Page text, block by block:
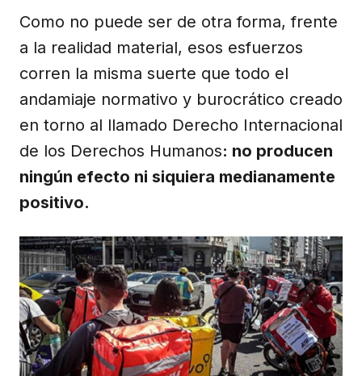
Como no puede ser de otra forma, frente
a la realidad material, esos esfuerzos
corren la misma suerte que todo el
andamiaje normativo y burocrático creado
en torno al llamado Derecho Internacional
de los Derechos Humanos: no producen
ningún efecto ni siquiera medianamente
positivo.